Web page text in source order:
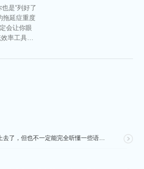
是“列好了
拖延症重度
会让你眼
率工具冰
有时候单词量上去了，但也不一定能完全听懂一些语速较快的对话，这个时候就要花些时间在“听”这一个点上了...